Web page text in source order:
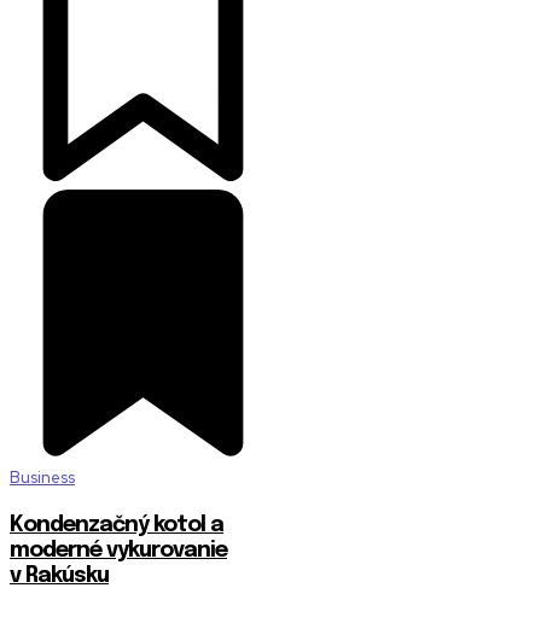
Business
Kondenzačný kotol a
moderné vykurovanie
v Rakúsku